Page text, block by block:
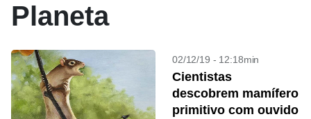
Planeta
02/12/19 - 12:18min
Cientistas
descobrem mamífero
primitivo com ouvido